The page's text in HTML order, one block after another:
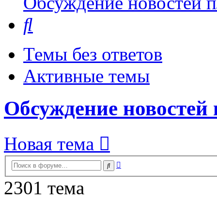
Темы без ответов
Активные темы
Обсуждение новостей
Новая тема
Поиск
2301 тема